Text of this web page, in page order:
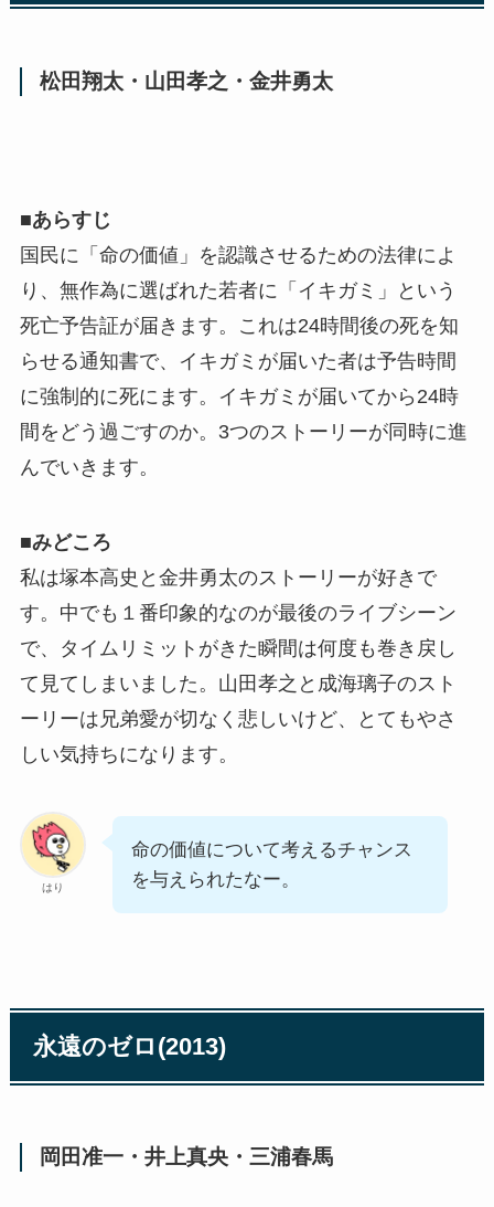
松田翔太・山田孝之・金井勇太
■あらすじ
国民に「命の価値」を認識させるための法律によ
り、無作為に選ばれた若者に「イキガミ」という
死亡予告証が届きます。これは24時間後の死を知
らせる通知書で、イキガミが届いた者は予告時間
に強制的に死にます。イキガミが届いてから24時
間をどう過ごすのか。3つのストーリーが同時に進
んでいきます。
■みどころ
私は塚本高史と金井勇太のストーリーが好きで
す。中でも１番印象的なのが最後のライブシーン
で、タイムリミットがきた瞬間は何度も巻き戻し
て見てしまいました。山田孝之と成海璃子のスト
ーリーは兄弟愛が切なく悲しいけど、とてもやさ
しい気持ちになります。
はり
命の価値について考えるチャンス
を与えられたなー。
永遠のゼロ(2013)
岡田准一・井上真央・三浦春馬